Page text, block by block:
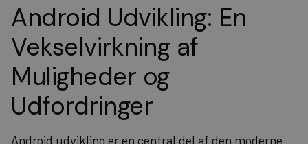
Android Udvikling: En
Vekselvirkning af
Muligheder og
Udfordringer
Android udvikling er en central del af den moderne